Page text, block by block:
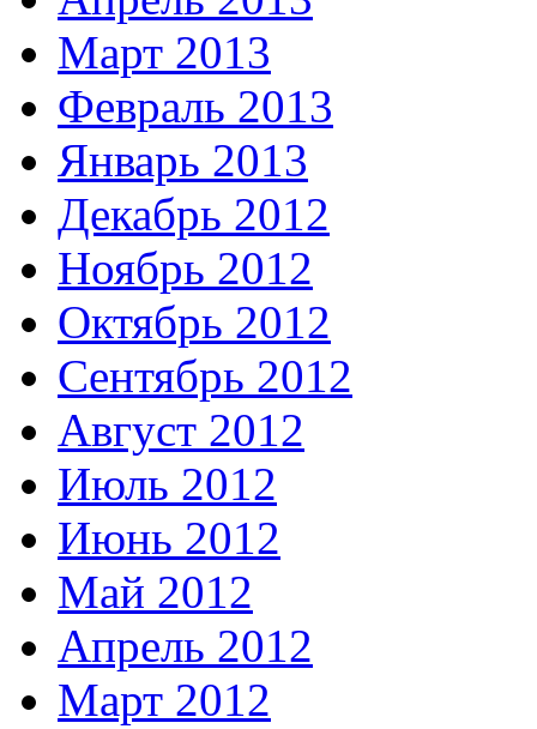
Март 2013
Февраль 2013
Январь 2013
Декабрь 2012
Ноябрь 2012
Октябрь 2012
Сентябрь 2012
Август 2012
Июль 2012
Июнь 2012
Май 2012
Апрель 2012
Март 2012